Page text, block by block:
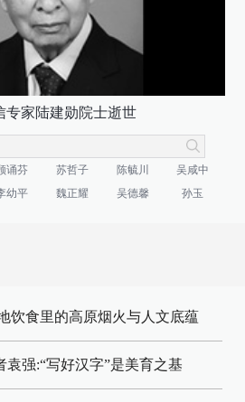
专家陆建勋院士逝世
诵芬 苏哲子 陈毓川
吴咸中
幼平 魏正耀 吴德馨 孙玉
饮食里的高原烟火与人文底蕴
强:“写好汉字”是美育之基